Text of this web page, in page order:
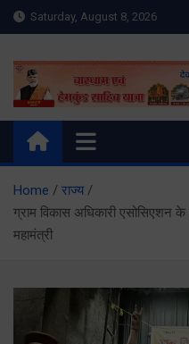
Skip
to
Saturday, August 8, 2026
Meru Raibar |
News |
meruraibar.com
Home
राज्य
ग्राम विकास अधिकारी एसोसिएशन के
महामंत्री